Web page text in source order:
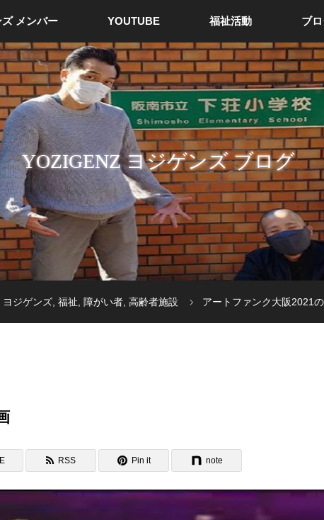
メンバー YOUTUBE 福祉活動 ブ
YOZIGENZ ヨジゲンズ ブログ
ヨジゲンズ 福祉 障がい者 高齢者施設 アートファンク大阪2021
RSS Pin it note